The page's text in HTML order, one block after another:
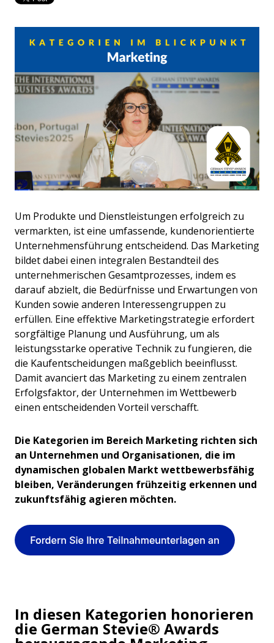
Um Produkte und Dienstleistungen erfolgreich zu
vermarkten, ist eine umfassende, kundenorientierte
Unternehmensführung entscheidend. Das Marketing
bildet dabei einen integralen Bestandteil des
unternehmerischen Gesamtprozesses, indem es
darauf abzielt, die Bedürfnisse und Erwartungen von
Kunden sowie anderen Interessengruppen zu
erfüllen. Eine effektive Marketingstrategie erfordert
sorgfältige Planung und Ausführung, um als
leistungsstarke operative Technik zu fungieren, die
die Kaufentscheidungen maßgeblich beeinflusst.
Damit avanciert das Marketing zu einem zentralen
Erfolgsfaktor, der Unternehmen im Wettbewerb
einen entscheidenden Vorteil verschafft.
Die Kategorien im Bereich Marketing richten sich
an Unternehmen und Organisationen, die im
dynamischen globalen Markt wettbewerbsfähig
bleiben, Veränderungen frühzeitig erkennen und
zukunftsfähig agieren möchten.
In diesen Kategorien honorieren
die German Stevie® Awards